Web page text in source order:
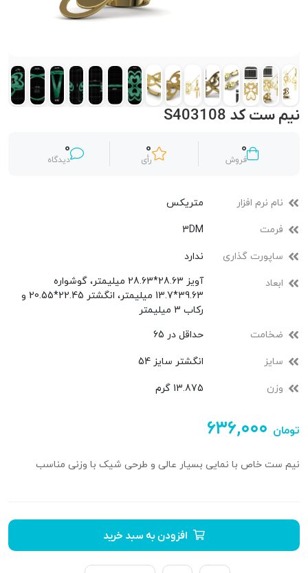
نیم ست کد S403108
0
فروش
0
رأی
0
دیدگاه
نام نرم افزار متریکس
فرمت 3DM
ساپورت گذاری ندارد
ابعاد
آویز 28.63*28.63 میلیمتر، گوشواره
39.63*13.7 میلیمتر، انگشتر 22.45*20.55 و
رکاب 3 میلیمتر
ضخامت
حداقل در 65
سایز انگشتر سایز 54
وزن 13.875 گرم
۶۳۶,۰۰۰ تومان
نیم ست خاص با نمایی بسیار عالی و طرحی شیک با وزنی مناسب
افزودن به سبد خرید